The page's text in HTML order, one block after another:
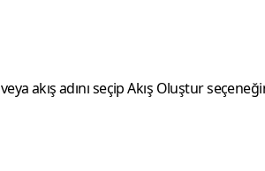
veya akış adını seçipAkış Oluştur